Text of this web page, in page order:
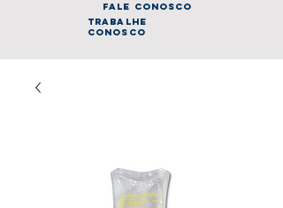
fale conosco
trabalhe
conosco